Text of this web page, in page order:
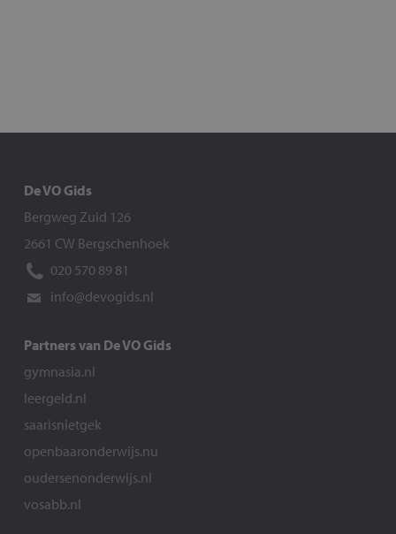
De VO Gids
Bergweg Zuid 126
2661 CW Bergschenhoek
020 570 89 81
info@devogids.nl
Partners van De VO Gids
gymnasia.nl
leergeld.nl
saarisnietgek
openbaaronderwijs.nu
oudersenonderwijs.nl
vosabb.nl